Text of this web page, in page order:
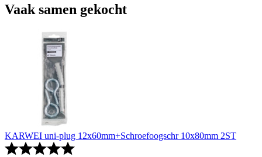
Vaak samen gekocht
KARWEI uni-plug 12x60mm+Schroefoogschr 10x80mm 2ST